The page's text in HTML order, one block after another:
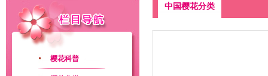
樱花科普
中国樱花分类